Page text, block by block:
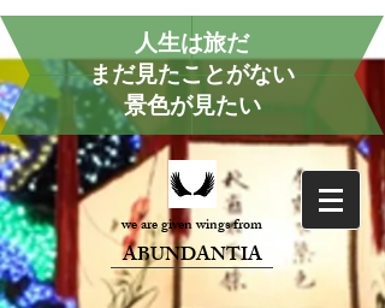
人生は旅だ
まだ見たことがない
景色が見たい
we are given wings from
ABUNDANTIA